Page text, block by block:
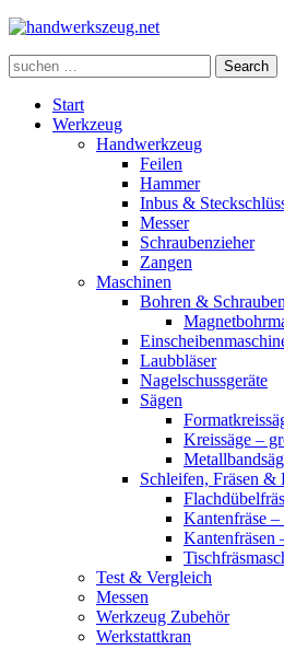
Search
for:
Search
Start
Werkzeug
Handwerkzeug
Feilen
Hammer
Inbus &
Messer
Schraubenzieher
Zangen
Maschinen
Bohren & Schrauben
Laubbläser
Nagelschussgeräte
Sägen
Kreissäge –
Schleifen, Fräsen &
Kantenfräse
Kantenfräsen
Test & Vergleich
Messen
Werkzeug Zubehör
Werkstattkran